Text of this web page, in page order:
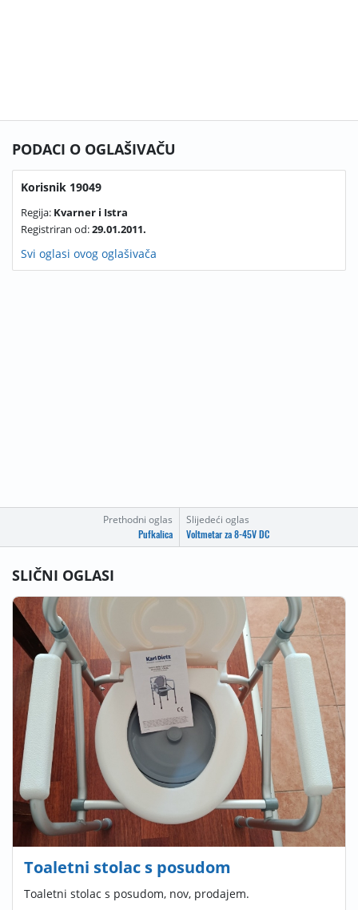
Prethodni oglas
Pufkalica
Slijedeći oglas
Voltmetar za 8-45V DC
PODACI O OGLAŠIVAČU
Korisnik 19049
Regija: Kvarner i Istra
Registriran od:29.01.2011.
Svi oglasi ovog oglašivača
SLIČNI OGLASI
Toaletni stolac s posudom
Toaletni stolac s posudom, nov, prodajem.